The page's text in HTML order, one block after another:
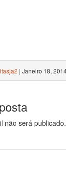
| Janeiro 18,
não será publicado.